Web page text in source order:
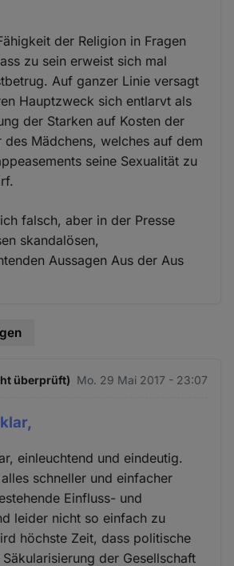
der Religion in Fragen
zu sein erweist sich mal
Auf ganzer Linie versagt
Hauptzweck sich entlarvt als
der Starken auf Kosten der
des Mädchens, welches auf dem
seine Sexualität zu
falsch, aber in der Presse
skandalösen,
Aussagen Aus der Aus
überprüft) Mo. 29 Mai 2017 - 23:07
einleuchtend und eindeutig.
schneller und einfacher
Einfluss- und
leider nicht so einfach zu
höchste Zeit, dass politische
der Gesellschaft